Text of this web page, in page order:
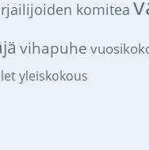
komitea
vihapuhe
yleiskokous